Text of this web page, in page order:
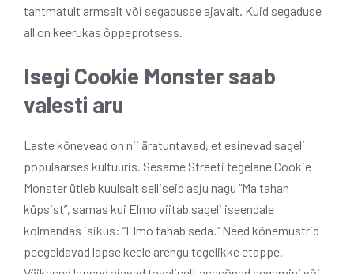
tahtmatult armsalt või segadusse ajavalt. Kuid segaduse
all on keerukas õppeprotsess.
Isegi Cookie Monster saab
valesti aru
Laste kõnevead on nii äratuntavad, et esinevad sageli
populaarses kultuuris. Sesame Streeti tegelane Cookie
Monster ütleb kuulsalt selliseid asju nagu “Ma tahan
küpsist”, samas kui Elmo viitab sageli iseendale
kolmandas isikus: “Elmo tahab seda.” Need kõnemustrid
peegeldavad lapse keele arengu tegelikke etappe.